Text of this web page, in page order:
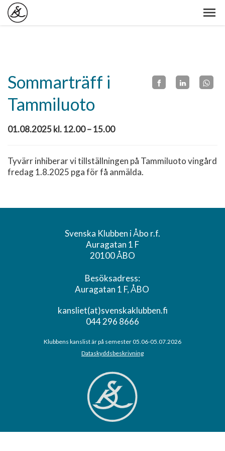
Sommarträff i
Tammiluoto
01.08.2025 kl. 12.00 – 15.00
Tyvärr inhiberar vi tillställningen på Tammiluoto vingård
fredag 1.8.2025 pga för få anmälda.
Svenska Klubben i Åbo r.f.
Auragatan 1 F
20100 ÅBO
Besöksadress:
Auragatan 1 F, ÅBO
kansliet(at)svenskaklubben.fi
044 296 8666
Klubbens kanslist är på semester 05.06-05.07.2026
Dataskyddsbeskrivning